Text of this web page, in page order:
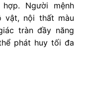
Người mệnh
vật, nội thất màu
tràn đầy năng
phát huy tối đa